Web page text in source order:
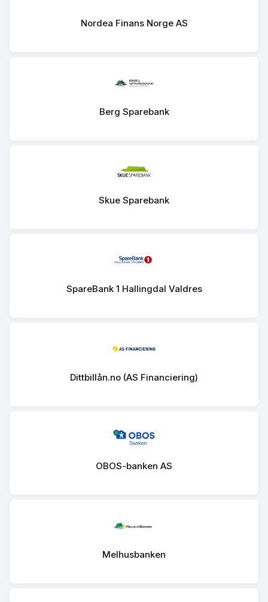
Nordea Finans Norge AS
Berg Sparebank
Skue Sparebank
SpareBank 1 Hallingdal Valdres
Dittbillån.no (AS Financiering)
OBOS-banken AS
Melhusbanken